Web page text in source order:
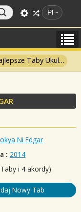
Pl
Taby Ukulele
Ni Edgar
: 2014
i 4 akordy)
Nowy Tab